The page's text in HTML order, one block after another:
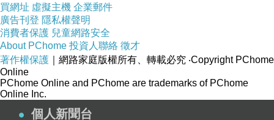
買網址 虛擬主機 企業郵件
廣告刊登 隱私權聲明
消費者保護 兒童網路安全
About PChome 投資人聯絡 徵才
著作權保護 ｜網路家庭版權所有、轉載必究 ‧Copyright PChome
Online
PChome Online and PChome are trademarks of PChome
Online Inc.
個人新聞台